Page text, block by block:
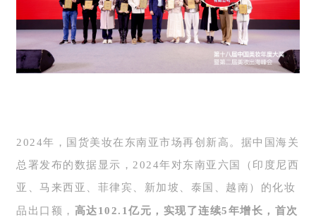
2024年， 国货美妆在东南亚市场再创新高 。 据中国海关
总署发布的数据显示，2024年对东南亚六国（印度尼西
亚、马来西亚、菲律宾、新加坡、泰国、越南）的化妆
品出口额， 高达102.1亿元，实现了连续5年增长，首次